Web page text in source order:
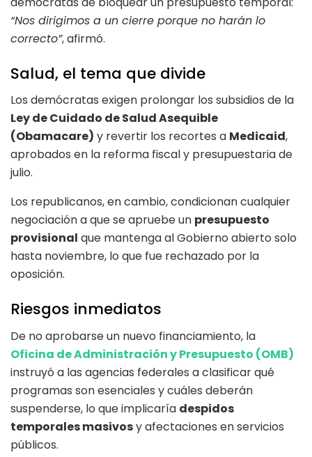
“Nos dirigimos a un cierre porque no harán lo
correcto”, afirmó.
Salud, el tema que divide
Los demócratas exigen prolongar los subsidios de la
Ley de Cuidado de Salud Asequible
(Obamacare) y revertir los recortes a Medicaid,
aprobados en la reforma fiscal y presupuestaria de
julio.
Los republicanos, en cambio, condicionan cualquier
negociación a que se apruebe un presupuesto
provisional que mantenga al Gobierno abierto solo
hasta noviembre, lo que fue rechazado por la
oposición.
Riesgos inmediatos
De no aprobarse un nuevo financiamiento, la
Oficina de Administración y Presupuesto (OMB)
instruyó a las agencias federales a clasificar qué
programas son esenciales y cuáles deberán
suspenderse, lo que implicaría despidos
temporales masivosy afectaciones en servicios
públicos.